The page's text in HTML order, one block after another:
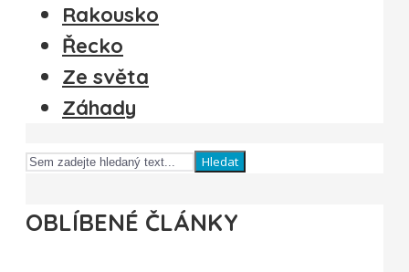
Rakousko
Řecko
Ze světa
Záhady
Hledat
OBLÍBENÉ ČLÁNKY